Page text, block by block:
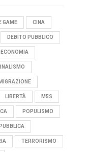
GAME CINA
DEBITO PUBBLICO
ECONOMIA
LIBERTÀ M5S
POPULISMO
TERRORISMO